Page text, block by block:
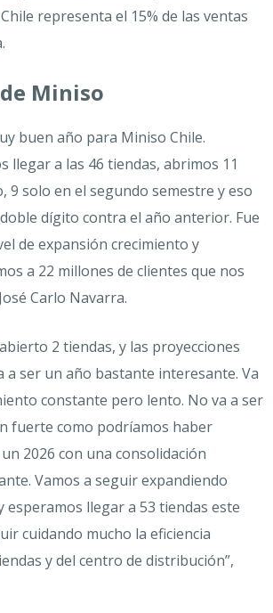
representa el 15% de las ventas
Miniso
buen año para Miniso Chile.
llegar a las 46 tiendas, abrimos 11
9 solo en el segundo semestre y eso
dígito contra el año anterior. Fue
de expansión crecimiento y
a 22 millones de clientes que nos
Carlo Navarra.
2 tiendas, y las proyecciones
a ser un año bastante interesante. Va
constante pero lento. No va a ser
fuerte como podríamos haber
2026 con una consolidación
Vamos a seguir expandiendo
esperamos llegar a 53 tiendas este
cuidando mucho la eficiencia
y del centro de distribución”,